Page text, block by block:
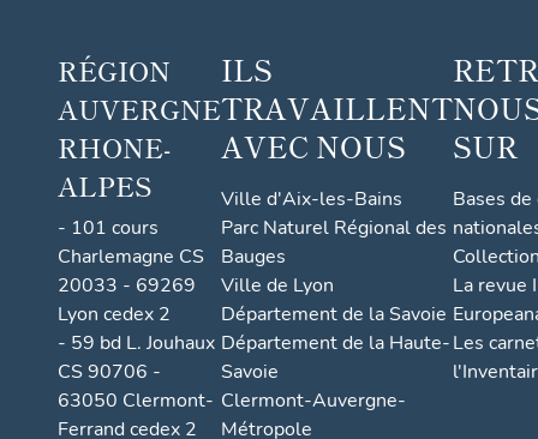
Sail-
sous-
Couz
an
RÉGION
AUVERGNE
RHONE-
ALPES
- 101 cours
Charlemagne CS
20033 - 69269
Lyon cedex 2
- 59 bd L. Jouhaux
CS 90706 -
63050 Clermont-
Ferrand cedex 2
ILS
TRAVAILLENT
AVEC NOUS
Ville d'Aix-les-Bains
Parc Naturel Régional des
Bauges
Ville de Lyon
Département de la Savoie
Département de la Haute-
Savoie
Clermont-Auvergne-
Métropole
SUR
Bases
La revue
Les